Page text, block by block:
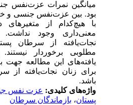
بود. بین عزت‌نفس جنسی و
با هیچ‌کدام از متغیرهای
معنی‌داری وجود نداشت.
نجات‌یافته از سرطان
مطلوبی برخوردار
یافته‌های این مطالعه جهت
برای زنان نجات‌یافته از
باشد.
واژه‌های کلیدی:عزت نفس
پستان،بازماندگان سرطان